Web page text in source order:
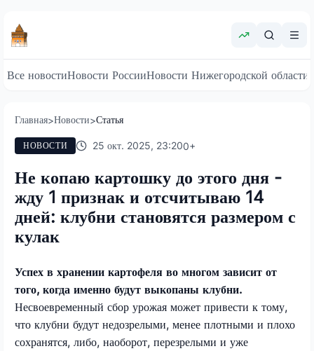
Все новостиНовости РоссииНовости Нижегородской области
Главная>Новости>Статья
НОВОСТИ 25 окт. 2025, 23:200+
Не копаю картошку до этого дня -
жду 1 признак и отсчитываю 14
дней: клубни становятся размером с
кулак
Успех в хранении картофеля во многом зависит от
того, когда именно будут выкопаны клубни.
Несвоевременный сбор урожая может привести к тому,
что клубни будут недозрелыми, менее плотными и плохо
сохранятся, либо, наоборот, перезрелыми и уже